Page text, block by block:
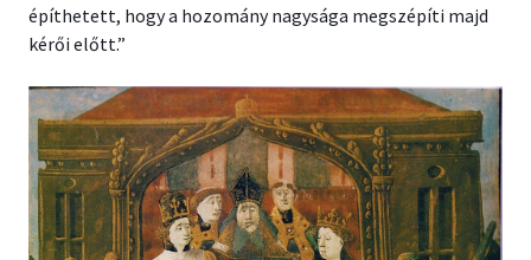
építhetett, hogy a hozomány nagysága megszépíti majd
kérői előtt.”